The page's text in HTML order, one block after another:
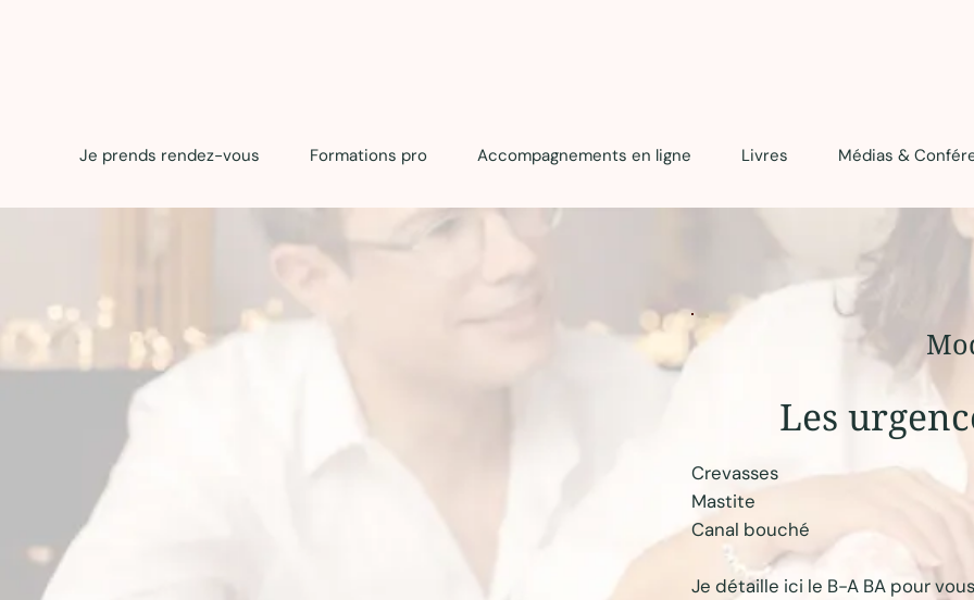
Je prends rendez-vous Formations pro Accompagnements en ligne Livres Médias &
Les
Crevasses
Mastite
Canal bouché
Je détaille ici le B-A BA pour